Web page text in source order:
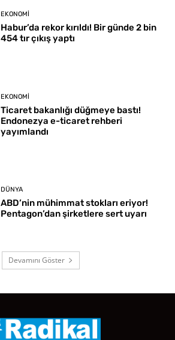
EKONOMI
Habur’da rekor kırıldı! Bir günde 2 bin
454 tır çıkış yaptı
EKONOMI
Ticaret bakanlığı düğmeye bastı!
Endonezya e-ticaret rehberi
yayımlandı
DÜNYA
ABD’nin mühimmat stokları eriyor!
Pentagon’dan şirketlere sert uyarı
Devamını Göster